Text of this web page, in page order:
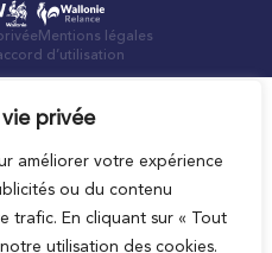
privée
améliorer votre expérience
ou du contenu
trafic. En cliquant sur « Tout
utilisation des cookies.
Mentions légales
d’utilisation